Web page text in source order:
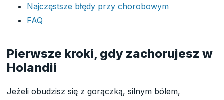
Najczęstsze błędy przy chorobowym
FAQ
Pierwsze kroki, gdy zachorujesz w
Holandii
Jeżeli obudzisz się z gorączką, silnym bólem,